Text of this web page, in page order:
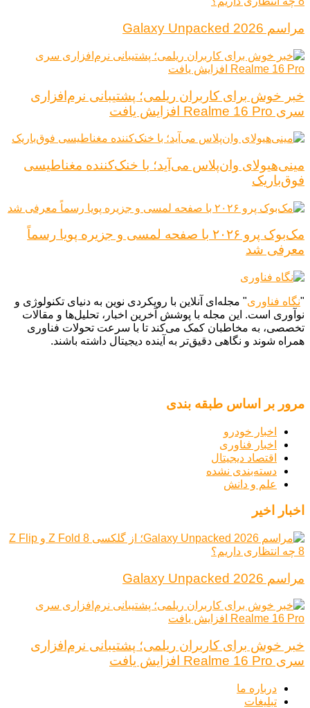
مراسم Galaxy Unpacked 2026
خبر خوش برای کاربران ریلمی؛ پشتیبانی نرم‌افزاری
سری Realme 16 Pro افزایش یافت
مینی‌هیولای وان‌پلاس می‌آید؛ با خنک‌کننده مغناطیسی
فوق‌باریک
مک‌بوک پرو ۲۰۲۶ با صفحه لمسی و جزیره پویا رسماً
معرفی شد
"نگاه فناوری" مجله‌ای آنلاین با رویکردی نوین به دنیای تکنولوژی و
نوآوری است. این مجله با پوشش آخرین اخبار، تحلیل‌ها و مقالات
تخصصی، به مخاطبان کمک می‌کند تا با سرعت تحولات فناوری
همراه شوند و نگاهی دقیق‌تر به آینده دیجیتال داشته باشند.
مرور بر اساس طبقه بندی
اخبار خودرو
اخبار فناوری
اقتصاد دیجیتال
دسته‌بندی نشده
علم و دانش
اخبار اخیر
مراسم Galaxy Unpacked 2026
خبر خوش برای کاربران ریلمی؛ پشتیبانی نرم‌افزاری
سری Realme 16 Pro افزایش یافت
درباره ما
تبلیغات